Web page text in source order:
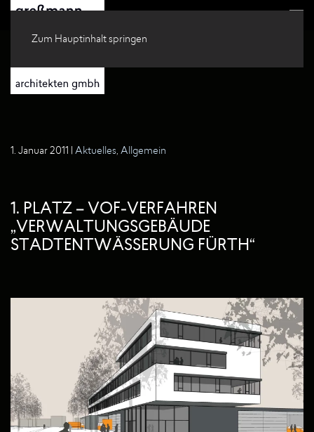
Zum Hauptinhalt springen
1. Januar 2011 Aktuelles, Allgemein
1. PLATZ – VOF-VERFAHREN
„VERWALTUNGSGEBÄUDE
STADTENTWÄSSERUNG FÜRTH“